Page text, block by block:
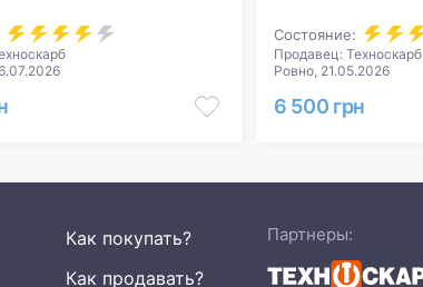
Состояние:
Продавец: Техноскарб
Ровно, 21.05.2026
6 500 грн
Как покупать?
Как продавать?
Партнеры: